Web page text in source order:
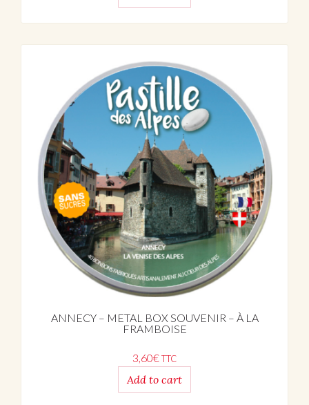
ANNECY – METAL BOX SOUVENIR – À LA
FRAMBOISE
3,60€TTC
Add to cart